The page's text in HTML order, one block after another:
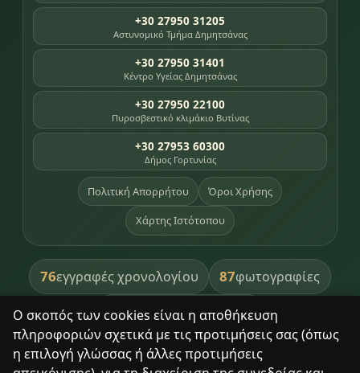
Ο σκοπός των cookies είναι η αποθήκευση
πληροφοριών σχετικά με τις προτιμήσεις σας (όπως
η επιλογή γλώσσας ή άλλες προτιμήσεις
+30 27950 31205
Αστυνομικό Τμήμα Δημητσάνας
+30 27950 31401
Κέντρο Υγείας Δημητσάνας
+30 27950 22100
Πυροσβεστικό κλιμάκιο Βυτίνας
+30 27953 60300
Δήμος Γορτυνίας
Πολιτική Απορρήτου Όροι Χρήσης
Χάρτης Ιστότοπου
76εγγραφές χρονολογίου 87φωτογραφίες
391βιβλία βιβλιοθήκης
8σημεία κληρονομιάς